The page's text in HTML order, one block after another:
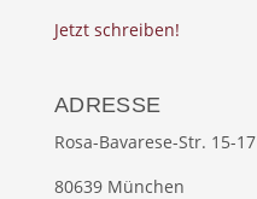
Jetzt schreiben!
ADRESSE
Rosa-Bavarese-Str. 15-17
80639 München